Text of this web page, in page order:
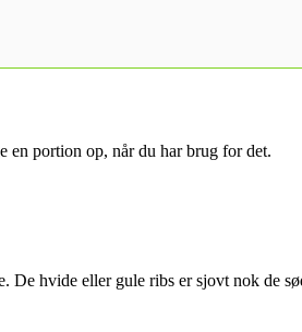
portion op, når du har brug for det.
hvide eller gule ribs er sjovt nok de